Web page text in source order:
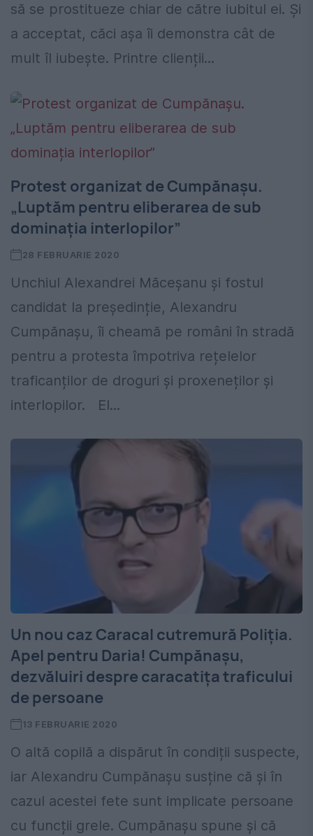
să se prostitueze chiar de către iubitul ei. Și
a acceptat, căci așa îi demonstra cât de
mult îl iubește. Printre clienții...
Protest organizat de Cumpănașu.
„Luptăm pentru eliberarea de sub
dominația interlopilor”
28 FEBRUARIE 2020
Unchiul Alexandrei Măceșanu și fostul
candidat la președinție, Alexandru
Cumpănașu, îi cheamă pe români în stradă
pentru a protesta împotriva rețelelor
traficanților de droguri și proxeneților și
interlopilor. El...
Un nou caz Caracal cutremură Poliția.
Apel pentru Daria! Cumpănașu,
dezvăluiri despre caracatița traficului
de persoane
13 FEBRUARIE 2020
O altă copilă a dispărut în condiții suspecte,
iar Alexandru Cumpănașu susține că și în
cazul acestei fete sunt implicate persoane
cu funcții grele. Cumpănașu spune și că